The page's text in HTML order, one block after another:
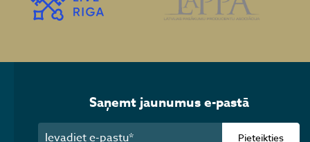
Saņemt jaunumus e-pastā
Pieteikties